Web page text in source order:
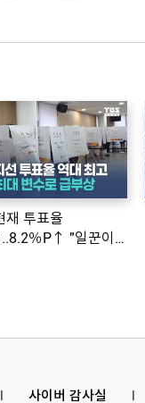
재 투표율
％P↑ "일꾼이
l 사이버 감사실 l